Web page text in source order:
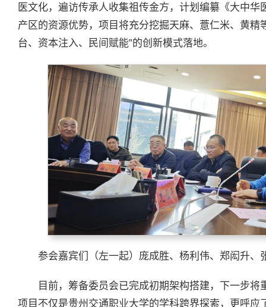
医文化，遍访传承人收集祖传金方，计划编纂《大中
产区的资源优势，项目将充分挖掘天麻、薏仁米、黄精
台、资本注入、民间赋能”的创新模式落地。
参会嘉宾们（左一起）庞成胜、杨利伟、郑闳升、
目前，筹备委员会已完成初期架构搭建，下一步
项目不仅是贵州交通职业大学的学科跨界探索，更呼